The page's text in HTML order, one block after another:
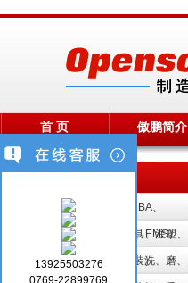
首 页 傲鹏简介
电子行业解决方案（PCBA、
SMT、电子电器、数码、EMS）
塑胶行业解决方案（模具、注塑、
喷涂、丝印、电镀、组装）
五金行业解决方案（车、洗、磨、
13925503276
0769-22899769